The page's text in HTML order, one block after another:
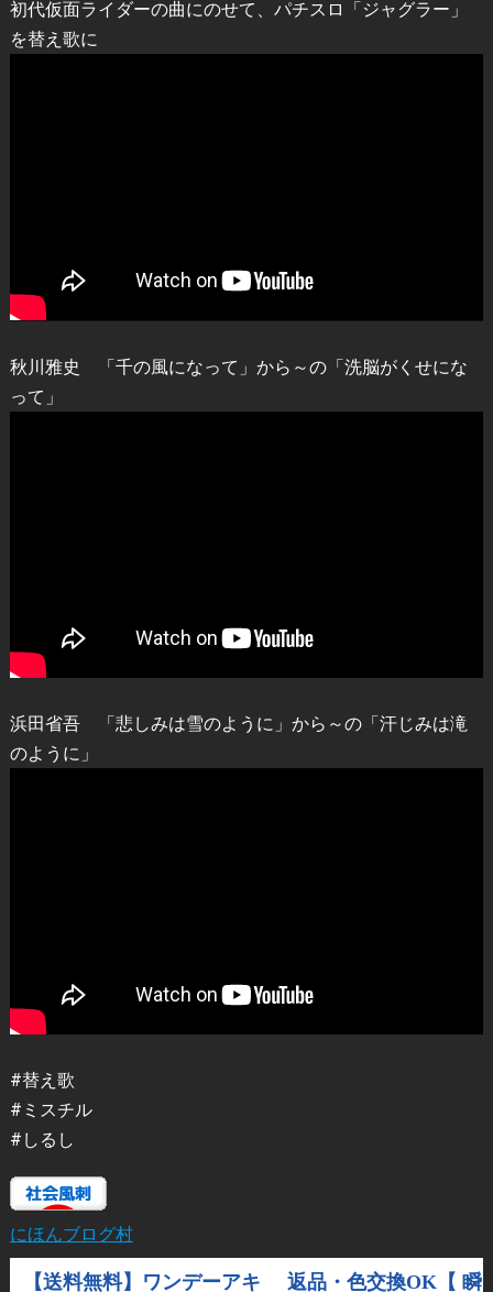
初代仮面ライダーの曲にのせて、パチスロ「ジャグラー」
を替え歌に
秋川雅史 「千の風になって」から～の「洗脳がくせにな
って」
浜田省吾 「悲しみは雪のように」から～の「汗じみは滝
のように」
#替え歌
#ミスチル
#しるし
にほんブログ村